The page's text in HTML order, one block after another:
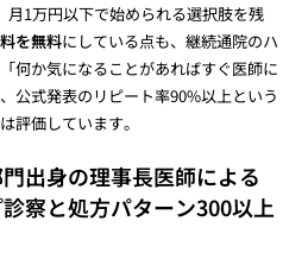
月1万円以下で始められる選択肢を残
を無料にしている点も、継続通院のハ
何か気になることがあればすぐ医師に
公式発表のリピート率90%以上という
評価しています。
出身の理事長医師による
察と処方パターン300以上